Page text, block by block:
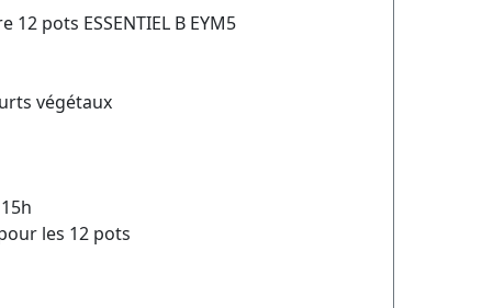
pots ESSENTIEL B EYM5
végétaux
les 12 pots